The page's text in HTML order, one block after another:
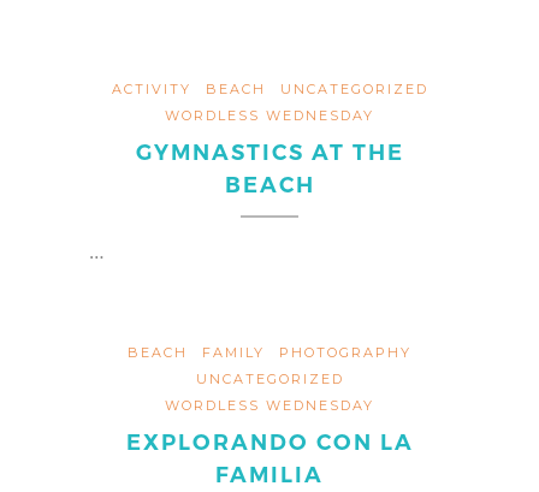
ACTIVITY BEACH
UNCATEGORIZED
WORDLESS WEDNESDAY
GYMNASTICS AT THE
BEACH
…
BEACH FAMILY
PHOTOGRAPHY
UNCATEGORIZED
WORDLESS WEDNESDAY
EXPLORANDO CON LA
FAMILIA